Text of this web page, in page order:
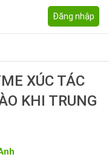
Đăng nhập
XÚC TÁC
KHI TRUNG